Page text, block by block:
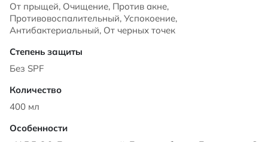
От прыщей, Очищение, Против акне,
Противовоспалительный, Успокоение,
Антибактериальный, От черных точек
Без SPF
400 мл